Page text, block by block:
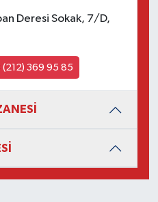
Deresi Sokak, 7/D,
(212) 369 95 85